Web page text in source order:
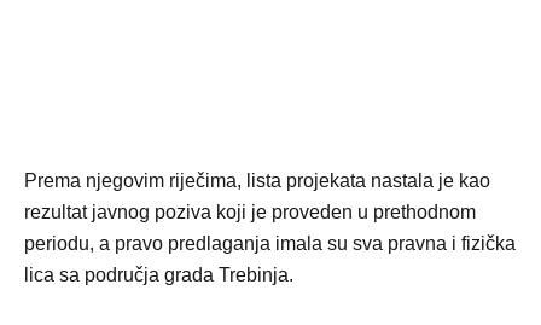
Prema njegovim riječima, lista projekata nastala je kao
rezultat javnog poziva koji je proveden u prethodnom
periodu, a pravo predlaganja imala su sva pravna i fizička
lica sa područja grada Trebinja.